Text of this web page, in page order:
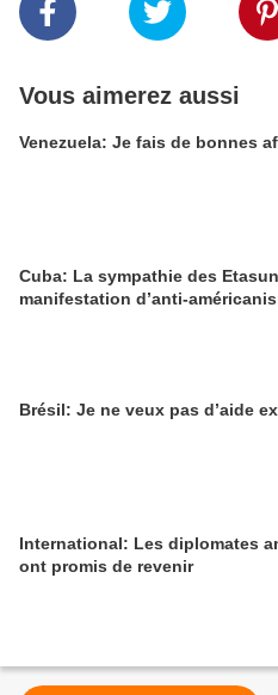
Vous aimerez aussi
Cuba: La sympathie des
manifestation d’anti-
Brésil: Je ne veux pas d’aide
International: Les diplomates
ont promis de revenir